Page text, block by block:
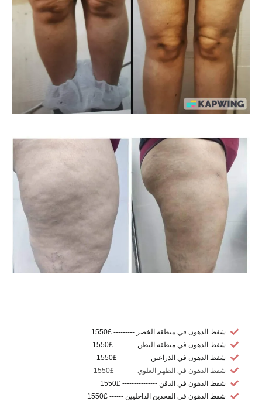
شفط الدهون في منطقة الخصر --------- £1550
شفط الدهون في منطقة البطن --------- £1550
شفط الدهون في الذراعين ------------- £1550
شفط الدهون في الظهر العلوي----------£1550
شفط الدهون في الذقن --------------- £1550
شفط الدهون في الفخذين الداخليين ------ £1550